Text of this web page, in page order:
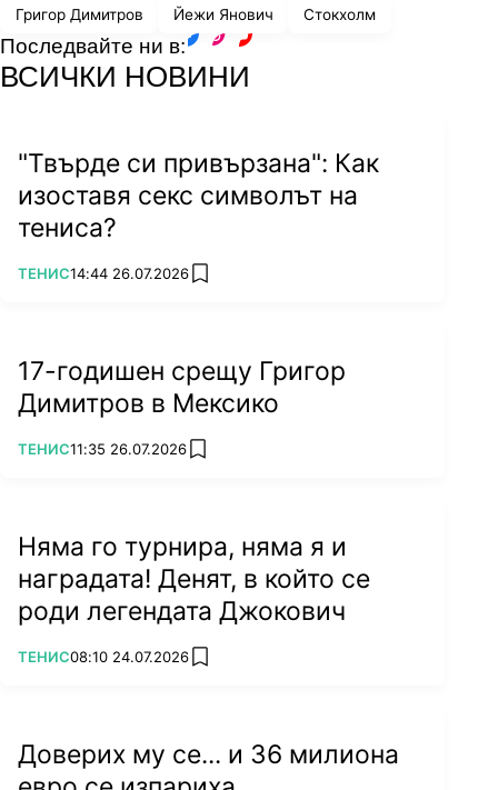
Григор Димитров Йежи Янович Стокхолм
Последвайте ни в:
ВСИЧКИ НОВИНИ
"Твърде си привързана": Как
изоставя секс символът на
тениса?
ПОВЕЧЕ ОТ
ТЕНИС14:44 26.07.2026 add favorites
17-годишен срещу Григор
Димитров в Мексико
ПОВЕЧЕ ОТ
ТЕНИС11:35 26.07.2026 add favorites
Няма го турнира, няма я и
наградата! Денят, в който се
роди легендата Джокович
ПОВЕЧЕ ОТ
ТЕНИС08:10 24.07.2026 add favorites
Доверих му се... и 36 милиона